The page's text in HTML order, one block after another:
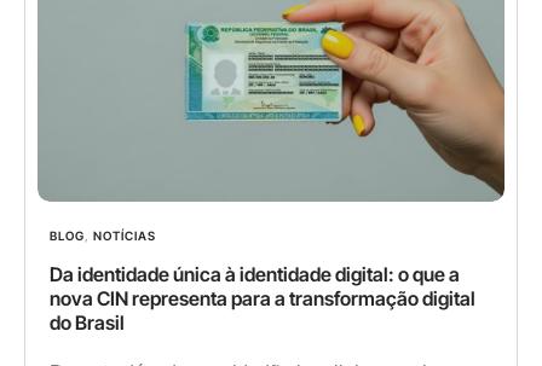
BLOG NOTÍCIAS
Da identidade única à identidade digital: o que a
nova CIN representa para a transformação digital
do Brasil